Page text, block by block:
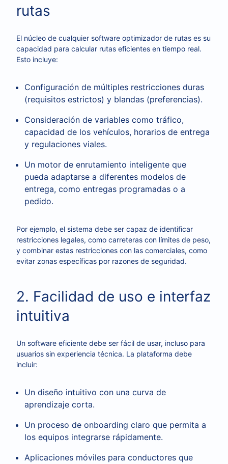
rutas
El núcleo de cualquier software optimizador de rutas es su
capacidad para calcular rutas eficientes en tiempo real.
Esto incluye:
Configuración de múltiples restricciones duras
(requisitos estrictos) y blandas (preferencias).
Consideración de variables como tráfico,
capacidad de los vehículos, horarios de entrega
y regulaciones viales.
Un motor de enrutamiento inteligente que
pueda adaptarse a diferentes modelos de
entrega, como entregas programadas o a
pedido.
Por ejemplo, el sistema debe ser capaz de identificar
restricciones legales, como carreteras con límites de peso,
y combinar estas restricciones con las comerciales, como
evitar zonas específicas por razones de seguridad.
2. Facilidad de uso e interfaz
intuitiva
Un software eficiente debe ser fácil de usar, incluso para
usuarios sin experiencia técnica. La plataforma debe
incluir:
Un diseño intuitivo con una curva de
aprendizaje corta.
Un proceso de onboarding claro que permita a
los equipos integrarse rápidamente.
Aplicaciones móviles para conductores que